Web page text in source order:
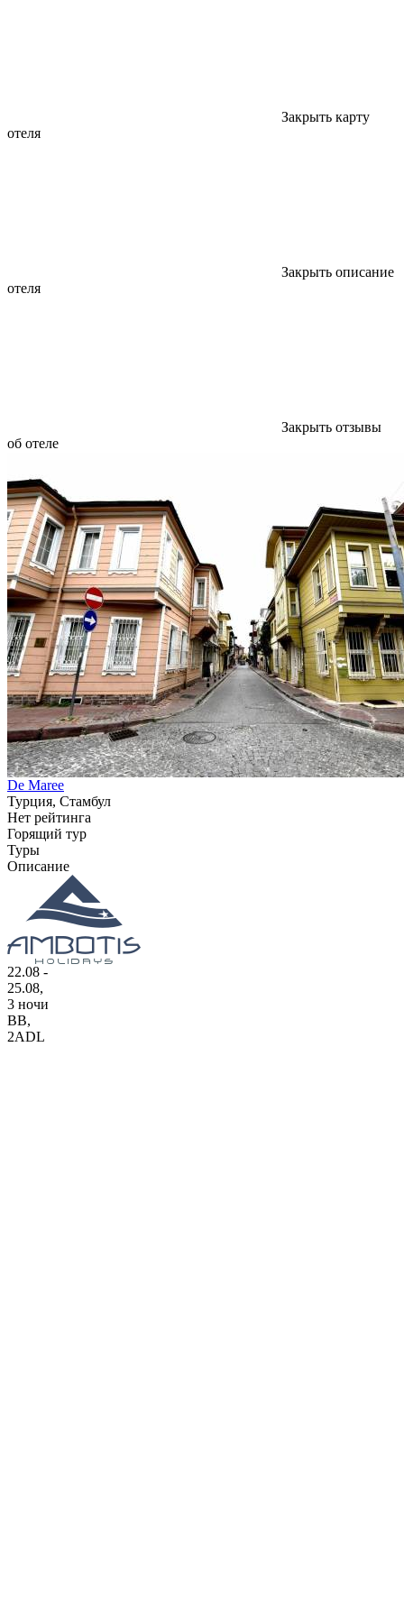
Закрыть карту
отеля
Закрыть описание
отеля
Закрыть отзывы
об отеле
De Maree
Турция, Стамбул
Нет рейтинга
Горящий тур
Туры
Описание
22.08 -
25.08,
3 ночи
BB,
2ADL